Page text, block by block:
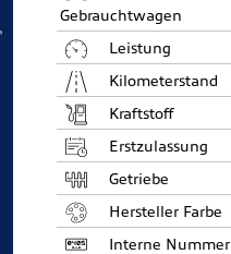
Gebrauchtwagen
Leistung
Kilometerstand
Kraftstoff
Erstzulassung
Getriebe
Hersteller Farbe
Interne Nummer